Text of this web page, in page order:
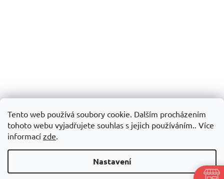
Tento web používá soubory cookie. Dalším procházením
tohoto webu vyjadřujete souhlas s jejich používáním.. Více
informací zde.
Nastavení